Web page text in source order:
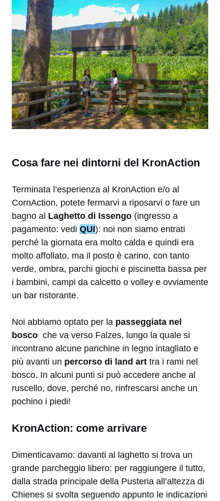
Cosa fare nei dintorni del KronAction
Terminata l’esperienza al KronAction e/o al
CornAction, potete fermarvi a riposarvi o fare un
bagno al Laghetto di Issengo (ingresso a
pagamento: vedi QUI): noi non siamo entrati
perché la giornata era molto calda e quindi era
molto affollato, ma il posto è carino, con tanto
verde, ombra, parchi giochi e piscinetta bassa per
i bambini, campi da calcetto o volley e ovviamente
un bar ristorante.
Noi abbiamo optato per la passeggiata nel
bosco che va verso Falzes, lungo la quale si
incontrano alcune panchine in legno intagliato e
più avanti un percorso di land art tra i rami nel
bosco. In alcuni punti si può accedere anche al
ruscello, dove, perché no, rinfrescarsi anche un
pochino i piedi!
KronAction: come arrivare
Dimenticavamo: davanti al laghetto si trova un
grande parcheggio libero: per raggiungere il tutto,
dalla strada principale della Pusteria all’altezza di
Chienes si svolta seguendo appunto le indicazioni